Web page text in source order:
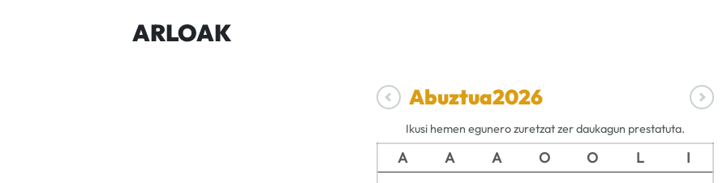
ARLOAK
Abuztua2026
Ikusi hemen egunero zuretzat zer daukagun prestatuta.
A A A O O L I